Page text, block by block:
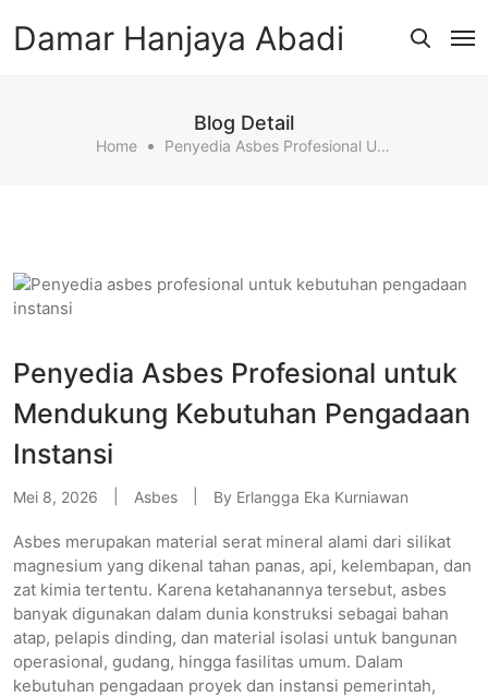
Damar Hanjaya Abadi
Blog Detail
Home Penyedia Asbes Profesional Untuk Mendukung Kebutuhan Pengadaan Instansi
Penyedia Asbes Profesional untuk
Mendukung Kebutuhan Pengadaan
Instansi
Mei 8, 2026 Asbes By Erlangga Eka Kurniawan
Asbes merupakan material serat mineral alami dari silikat
magnesium yang dikenal tahan panas, api, kelembapan, dan
zat kimia tertentu. Karena ketahanannya tersebut, asbes
banyak digunakan dalam dunia konstruksi sebagai bahan
atap, pelapis dinding, dan material isolasi untuk bangunan
operasional, gudang, hingga fasilitas umum. Dalam
kebutuhan pengadaan proyek dan instansi pemerintah,